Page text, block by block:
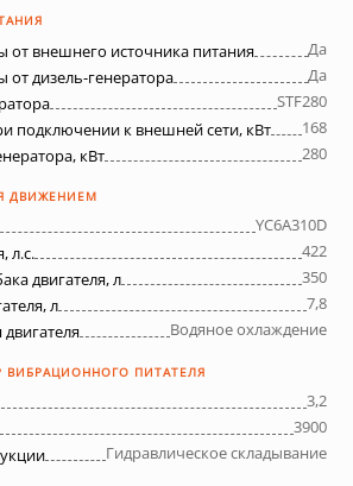
от внешнего источника питания
Да
дизель-генератора
Да
STF280
подключении к внешней сети, кВт
168
кВт
280
ДВИЖЕНИЕМ
YC6A310D
л.с.
422
двигателя, л
350
л
7,8
Водяное охлаждение
ВИБРАЦИОННОГО ПИТАТЕЛЯ
3,2
3900
Гидравлическое складывание